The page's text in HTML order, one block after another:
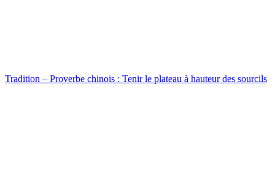
Tradition – Proverbe chinois : Tenir le plateau à hauteur des sourcils